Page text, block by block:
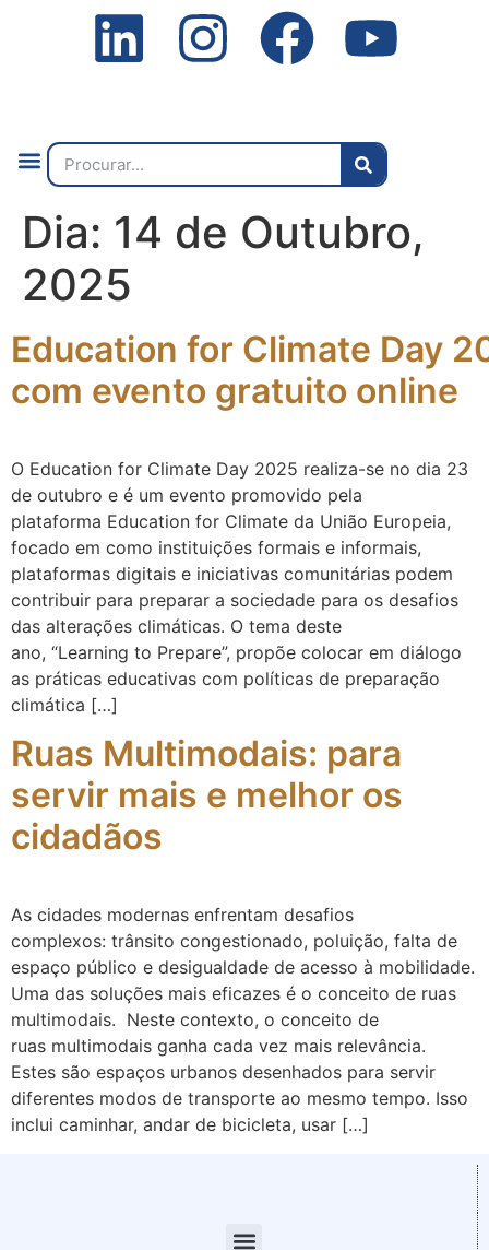
Dia: 14 de Outubro,
2025
Education for Climate Day
com evento gratuito online
O Education for Climate Day 2025 realiza-se no dia 23
de outubro e é um evento promovido pela
plataforma Education for Climate da União Europeia,
focado em como instituições formais e informais,
plataformas digitais e iniciativas comunitárias podem
contribuir para preparar a sociedade para os desafios
das alterações climáticas. O tema deste
ano, “Learning to Prepare”, propõe colocar em diálogo
as práticas educativas com políticas de preparação
climática […]
Ruas Multimodais: para
servir mais e melhor os
cidadãos
As cidades modernas enfrentam desafios
complexos: trânsito congestionado, poluição, falta de
espaço público e desigualdade de acesso à mobilidade.
Uma das soluções mais eficazes é o conceito de ruas
multimodais. Neste contexto, o conceito de
ruas multimodais ganha cada vez mais relevância.
Estes são espaços urbanos desenhados para servir
diferentes modos de transporte ao mesmo tempo. Isso
inclui caminhar, andar de bicicleta, usar […]